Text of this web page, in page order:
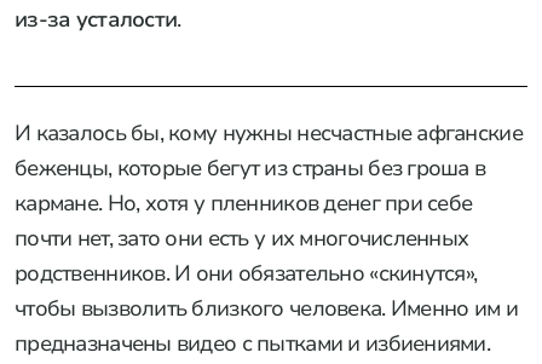
из-за усталости.
И казалось бы, кому нужны несчастные афганские
беженцы, которые бегут из страны без гроша в
кармане. Но, хотя у пленников денег при себе
почти нет, зато они есть у их многочисленных
родственников. И они обязательно «скинутся»,
чтобы вызволить близкого человека. Именно им и
предназначены видео с пытками и избиениями.